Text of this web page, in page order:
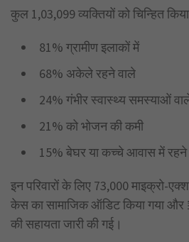
कुल 1,03,099 व्यक्तियों को चिन्हित
81% ग्रामीण इलाकों में
68% अकेले रहने वाले
24% गंभीर स्वास्थ्य समस्याओं
21% को भोजन की कमी
15% बेघर या कच्चे आवास में रहने
इन परिवारों के लिए 73,000 माइक्रो-
केस का सामाजिक ऑडिट किया गया और
की सहायता जारी की गई।